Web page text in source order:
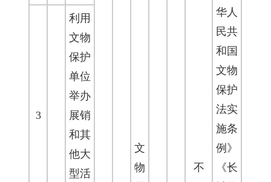
文
物
不
华人
民共
和国
文物
保护
法实
施条
例》
《长
3
利用
文物
保护
单位
举办
展销
和其
他大
型活